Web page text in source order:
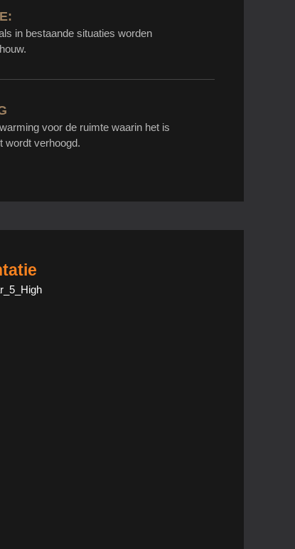
in bestaande situaties worden
voor de ruimte waarin het is
wordt verhoogd.